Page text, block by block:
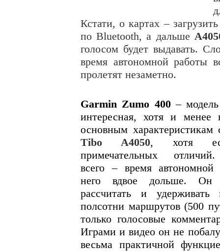
Кстати, о картах –
по Bluetooth, а дальше
голосом будет выдавать.
время автономной работы
пролетят незаметно.
Garmin Zumo 400–
интересная, хотя и менее
основным характеристикам
Tibo A4050, хотя
примечательных
всего – время
него вдвое дольше. Он
рассчитать и
полсотни маршрутов (500
только голосовые
Играми и видео он не
весьма практичной